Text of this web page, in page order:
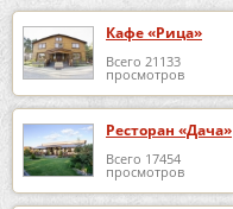
Кафе «Рица»
Всего 21133
просмотров
Ресторан «Дача»
Всего 17454
просмотров